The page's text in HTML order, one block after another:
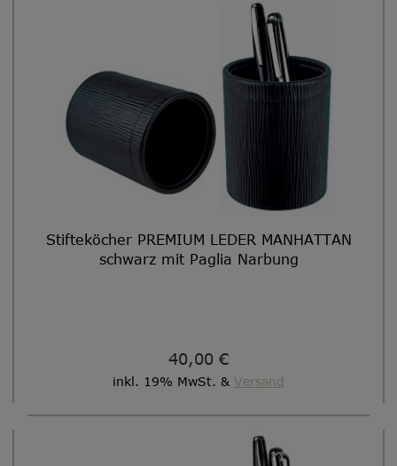
Stifteköcher PREMIUM LEDER MANHATTAN
schwarz mit Paglia Narbung
40,00 €
inkl. 19% MwSt. & Versand